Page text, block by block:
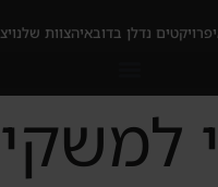
פרויקטים נדלן בדובאיהצוות שלנו